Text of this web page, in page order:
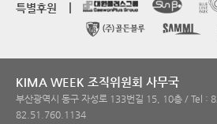
특별후원
KIMA WEEK 조직위원회 사무국
부산광역시 동구 자성로 133번길 15, 10층 / Tel
82.51.760.1134